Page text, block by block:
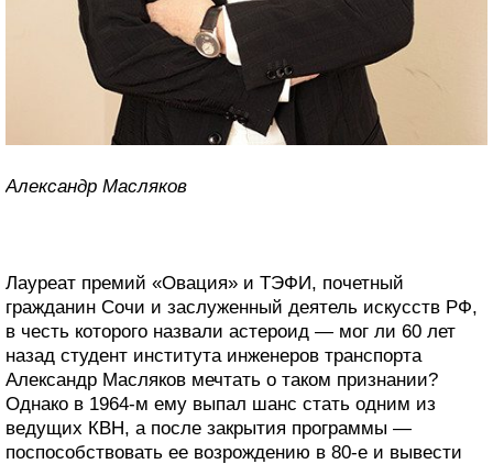
Александр Масляков
Лауреат премий «Овация» и ТЭФИ, почетный
гражданин Сочи и заслуженный деятель искусств РФ,
в честь которого назвали астероид — мог ли 60 лет
назад студент института инженеров транспорта
Александр Масляков мечтать о таком признании?
Однако в 1964-м ему выпал шанс стать одним из
ведущих КВН, а после закрытия программы —
поспособствовать ее возрождению в 80-е и вывести